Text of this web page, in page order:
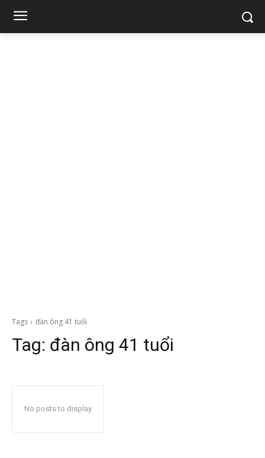
Tags đàn ông 41 tuổi
Tag: đàn ông 41 tuổi
No posts to display